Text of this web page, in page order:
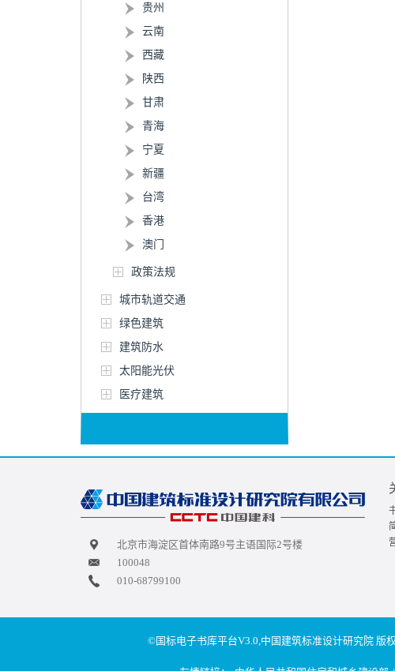
贵州
云南
西藏
陕西
甘肃
青海
宁夏
新疆
台湾
香港
澳门
政策法规
城市轨道交通
绿色建筑
建筑防水
太阳能光伏
医疗建筑
北京市海淀区首体南路9号主语国际2号楼
100048
010-68799100
©国标电子书库平台V3.0,中国建筑标准设计研究院 版